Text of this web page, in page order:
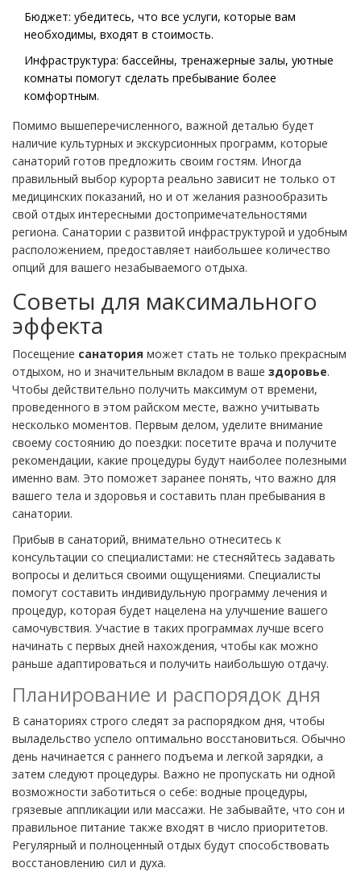
Бюджет: убедитесь, что все услуги, которые вам
необходимы, входят в стоимость.
Инфраструктура: бассейны, тренажерные залы, уютные
комнаты помогут сделать пребывание более
комфортным.
Помимо вышеперечисленного, важной деталью будет
наличие культурных и экскурсионных программ, которые
санаторий готов предложить своим гостям. Иногда
правильный выбор курорта реально зависит не только от
медицинских показаний, но и от желания разнообразить
свой отдых интересными достопримечательностями
региона. Санатории с развитой инфраструктурой и удобным
расположением, предоставляет наибольшее количество
опций для вашего незабываемого отдыха.
Советы для максимального
эффекта
Посещение санатория может стать не только прекрасным
отдыхом, но и значительным вкладом в ваше здоровье.
Чтобы действительно получить максимум от времени,
проведенного в этом райском месте, важно учитывать
несколько моментов. Первым делом, уделите внимание
своему состоянию до поездки: посетите врача и получите
рекомендации, какие процедуры будут наиболее полезными
именно вам. Это поможет заранее понять, что важно для
вашего тела и здоровья и составить план пребывания в
санатории.
Прибыв в санаторий, внимательно отнеситесь к
консультации со специалистами: не стесняйтесь задавать
вопросы и делиться своими ощущениями. Специалисты
помогут составить индивидульную программу лечения и
процедур, которая будет нацелена на улучшение вашего
самочувствия. Участие в таких программах лучше всего
начинать с первых дней нахождения, чтобы как можно
раньше адаптироваться и получить наибольшую отдачу.
Планирование и распорядок дня
В санаториях строго следят за распорядком дня, чтобы
выладельство успело оптимально восстановиться. Обычно
день начинается с раннего подъема и легкой зарядки, а
затем следуют процедуры. Важно не пропускать ни одной
возможности заботиться о себе: водные процедуры,
грязевые аппликации или массажи. Не забывайте, что сон и
правильное питание также входят в число приоритетов.
Регулярный и полноценный отдых будут способствовать
восстановлению сил и духа.